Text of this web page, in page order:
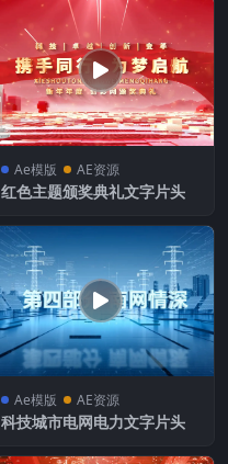
Ae模版 AE资源
红色主题颁奖典礼文字片头
Ae模版 AE资源
科技城市电网电力文字片头